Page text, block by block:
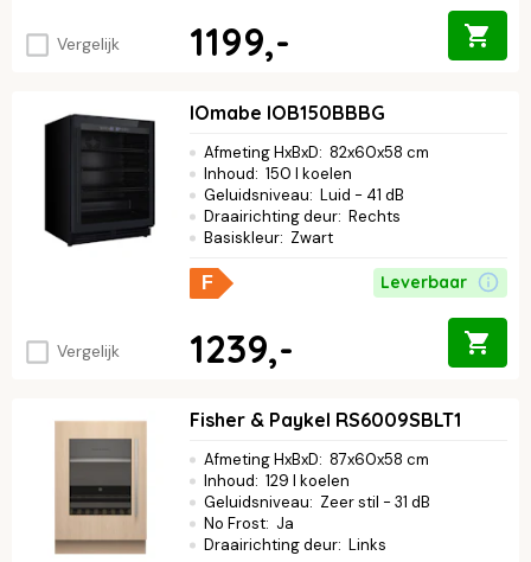
Vergelijk 1199,-
Vergelijk
IOmabe IOB150BBBG
Afmeting HxBxD: 82x60x58 cm
Inhoud: 150 l koelen
Geluidsniveau: Luid - 41 dB
Draairichting deur: Rechts
Basiskleur: Zwart
F Leverbaar
1239,-
Fisher & Paykel RS6009SBLT1
Afmeting HxBxD: 87x60x58 cm
Inhoud: 129 l koelen
Geluidsniveau: Zeer stil - 31 dB
No Frost: Ja
Draairichting deur: Links